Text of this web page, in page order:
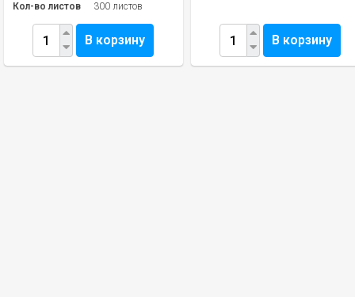
Кол-во листов
300 листов
В корзину В корзину